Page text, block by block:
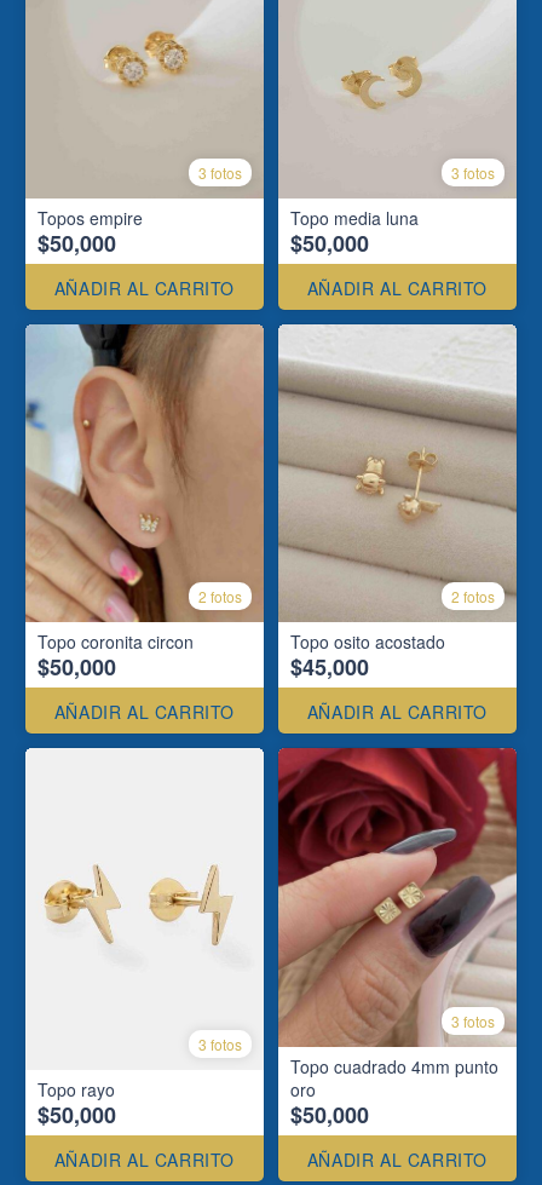
3 fotos
Topos empire
$50,000
AÑADIR AL CARRITO
3 fotos
Topo media luna
$50,000
AÑADIR AL CARRITO
2 fotos
Topo coronita circon
$50,000
AÑADIR AL CARRITO
2 fotos
Topo osito acostado
$45,000
AÑADIR AL CARRITO
3 fotos
Topo rayo
$50,000
AÑADIR AL CARRITO
3 fotos
Topo cuadrado 4mm punto
oro
$50,000
AÑADIR AL CARRITO